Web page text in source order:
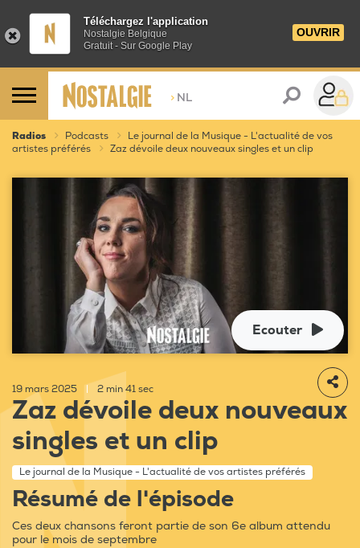
Téléchargez l'application
Nostalgie Belgique
Gratuit - Sur Google Play
OUVRIR
> NL
Radios Podcasts
Le journal de la Musique - L'actualité de vos
artistes préférés
Zaz dévoile deux nouveaux singles et un clip
Ecouter
19 mars 2025 2 min 41 sec
Zaz dévoile deux nouveaux
singles et un clip
Le journal de la Musique - L'actualité de vos artistes préférés
Résumé de l'épisode
Ces deux chansons feront partie de son 6e album attendu
pour le mois de septembre